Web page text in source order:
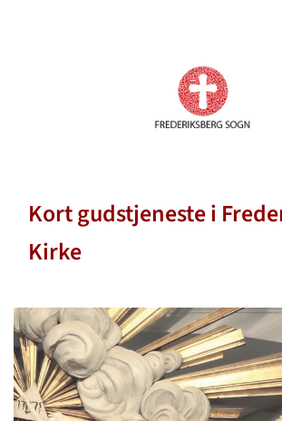
Kort gudstjeneste i
Kirke